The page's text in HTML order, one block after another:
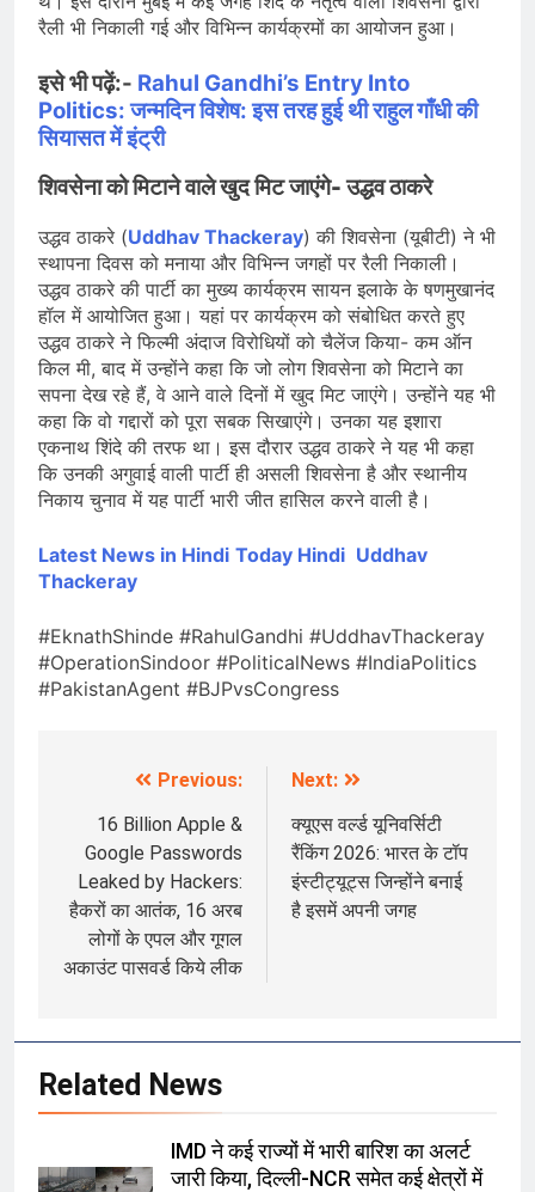
रैली भी निकाली गई और विभिन्न कार्यक्रमों का आयोजन हुआ।
इसे भी पढ़ें:- Rahul Gandhi’s Entry Into
Politics: जन्मदिन विशेष: इस तरह हुई थी राहुल गाँधी की
सियासत में इंट्री
शिवसेना को मिटाने वाले खुद मिट जाएंगे- उद्धव ठाकरे
उद्धव ठाकरे (Uddhav Thackeray) की शिवसेना (यूबीटी) ने भी
स्थापना दिवस को मनाया और विभिन्न जगहों पर रैली निकाली।
उद्धव ठाकरे की पार्टी का मुख्य कार्यक्रम सायन इलाके के षणमुखानंद
हॉल में आयोजित हुआ। यहां पर कार्यक्रम को संबोधित करते हुए
उद्धव ठाकरे ने फिल्मी अंदाज विरोधियों को चैलेंज किया- कम ऑन
किल मी, बाद में उन्होंने कहा कि जो लोग शिवसेना को मिटाने का
सपना देख रहे हैं, वे आने वाले दिनों में खुद मिट जाएंगे। उन्होंने यह भी
कहा कि वो गद्दारों को पूरा सबक सिखाएंगे। उनका यह इशारा
एकनाथ शिंदे की तरफ था। इस दौरार उद्धव ठाकरे ने यह भी कहा
कि उनकी अगुवाई वाली पार्टी ही असली शिवसेना है और स्थानीय
निकाय चुनाव में यह पार्टी भारी जीत हासिल करने वाली है।
Latest News in Hindi Today Hindi Uddhav
Thackeray
#EknathShinde #RahulGandhi #UddhavThackeray
#OperationSindoor #PoliticalNews #IndiaPolitics
#PakistanAgent #BJPvsCongress
navigation
Previous:
16 Billion Apple &
Google Passwords
Leaked by Hackers:
हैकरों का आतंक, 16 अरब
लोगों के एपल और गूगल
अकाउंट पासवर्ड किये लीक
Next:
क्यूएस वर्ल्ड यूनिवर्सिटी
रैंकिंग 2026: भारत के टॉप
इंस्टीट्यूट्स जिन्होंने बनाई
है इसमें अपनी जगह
Related News
IMD ने कई राज्यों में भारी बारिश का अलर्ट
जारी किया, दिल्ली-NCR समेत कई क्षेत्रों में